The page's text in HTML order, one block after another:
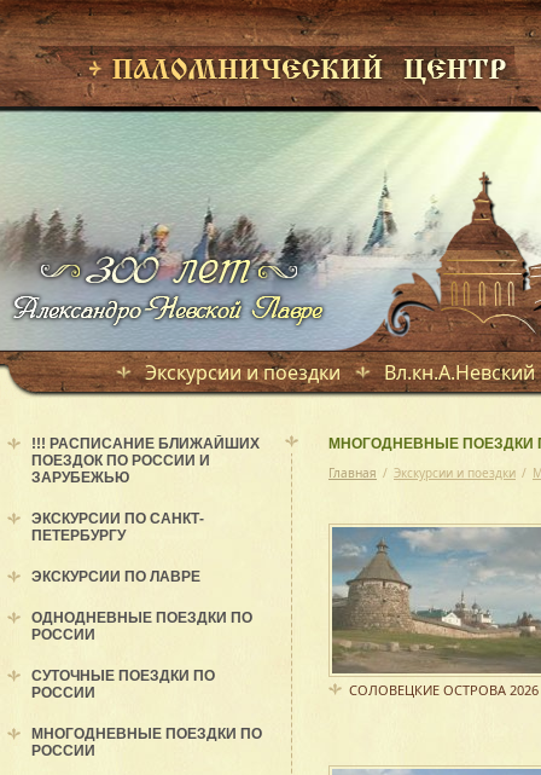
Экскурсии и поездки Вл.кн.А.Невский
!!! РАСПИСАНИЕ БЛИЖАЙШИХ
ПОЕЗДОК ПО РОССИИ И
ЗАРУБЕЖЬЮ
ЭКСКУРСИИ ПО САНКТ-
ПЕТЕРБУРГУ
ЭКСКУРСИИ ПО ЛАВРЕ
ОДНОДНЕВНЫЕ ПОЕЗДКИ ПО
РОССИИ
СУТОЧНЫЕ ПОЕЗДКИ ПО
РОССИИ
МНОГОДНЕВНЫЕ ПОЕЗДКИ ПО
РОССИИ
МНОГОДНЕВНЫЕ ПОЕЗДКИ
Главная / Экскурсии и поездки /
СОЛОВЕЦКИЕ ОСТРОВА 2026